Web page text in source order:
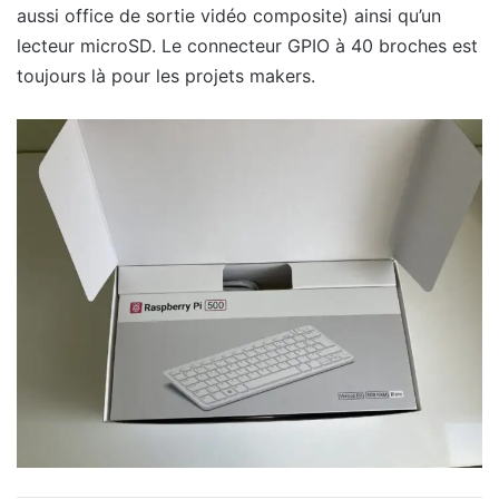
aussi office de sortie vidéo composite) ainsi qu’un
lecteur microSD. Le connecteur GPIO à 40 broches est
toujours là pour les projets makers.